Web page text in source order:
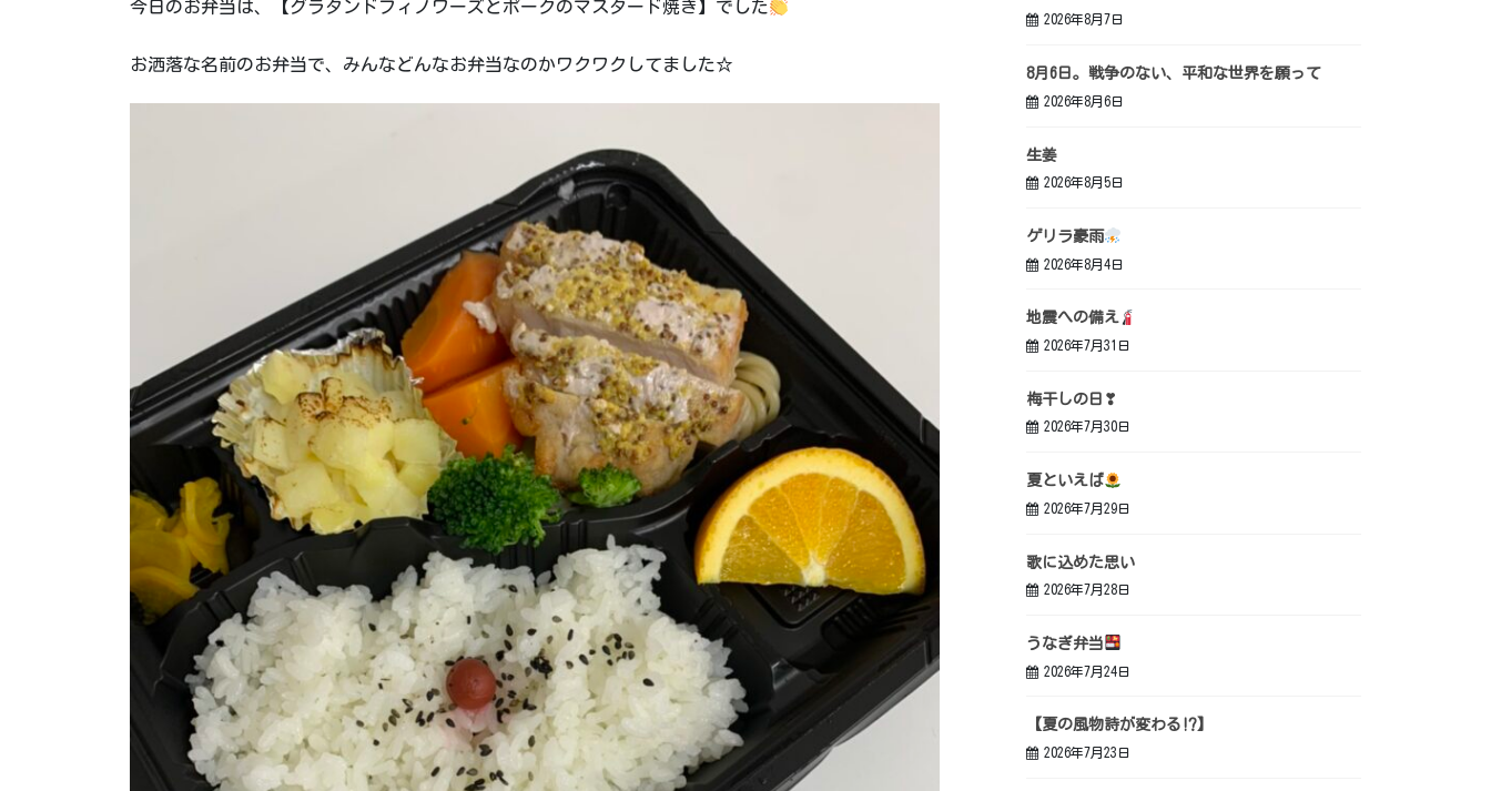
今日のお弁当は、【グラタンドフィノワーズとポークのマスタード焼き】でした
お洒落な名前のお弁当で、みんなどんなお弁当なのかワクワクしてました☆
2026年8月7日
8月6日。戦争のない、平和な世界を願って
2026年8月6日
生姜
2026年8月5日
ゲリラ豪雨
2026年8月4日
地震への備え
2026年7月31日
梅干しの日❣
2026年7月30日
夏といえば
2026年7月29日
歌に込めた思い
2026年7月28日
うなぎ弁当
2026年7月24日
【夏の風物詩が変わる⁉】
2026年7月23日